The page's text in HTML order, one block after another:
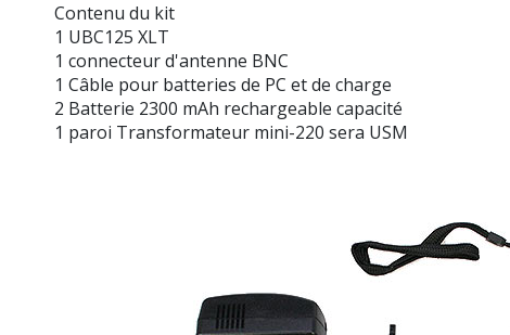
Contenu du kit
1 UBC125 XLT
1 connecteur d'antenne BNC
1 Câble pour batteries de PC et de charge
2 Batterie 2300 mAh rechargeable capacité
1 paroi Transformateur mini-220 sera USM